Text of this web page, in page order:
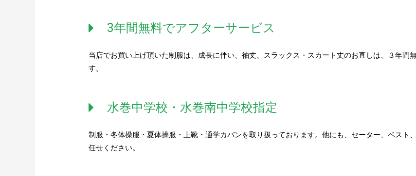
3年間無料でアフターサービス
当店でお買い上げ頂いた制服は、成長に伴い、袖丈、スラックス・スカート丈のお直しは、３年間
す。
水巻中学校・水巻南中学校指定
制服・冬体操服・夏体操服・上靴・通学カバンを取り扱っております。他にも、セーター、ベスト
任せください。